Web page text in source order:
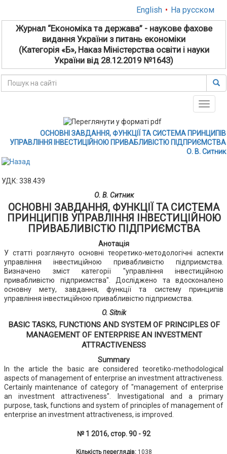
English • На русском
Журнал “Економіка та держава” - наукове фахове
видання України з питань економіки
(Категорія «Б», Наказ Міністерства освіти і науки
України від 28.12.2019 №1643)
Toggle
ОСНОВНІ ЗАВДАННЯ, ФУНКЦІЇ ТА СИСТЕМА ПРИНЦИПІВ
УПРАВЛІННЯ ІНВЕСТИЦІЙНОЮ ПРИВАБЛИВІСТЮ ПІДПРИЄМСТВА
О. В. Ситник
УДК: 338.439
О. В. Ситник
ОСНОВНІ ЗАВДАННЯ, ФУНКЦІЇ ТА СИСТЕМА
ПРИНЦИПІВ УПРАВЛІННЯ ІНВЕСТИЦІЙНОЮ
ПРИВАБЛИВІСТЮ ПІДПРИЄМСТВА
Анотація
У статті розглянуто основні теоретико-методологічні аспекти
управління інвестиційною привабливістю підприємства.
Визначено зміст категорії "управління інвестиційною
привабливістю підприємства". Досліджено та вдосконалено
основну мету, завдання, функції та систему принципів
управління інвестиційною привабливістю підприємства.
O. Sitnik
BASIC TASKS, FUNCTIONS AND SYSTEM OF PRINCIPLES OF
MANAGEMENT OF ENTERPRISE AN INVESTMENT
ATTRACTIVENESS
Summary
In the article the basic are considered teoretiko-methodological
aspects of management of enterprise an investment attractiveness.
Certainly maintenance of category of "management of enterprise
an investment attractiveness". Investigational and a primary
purpose, task, functions and system of principles of management of
enterprise an investment attractiveness, is improved.
№ 1 2016, стор. 90 - 92
Кількість переглядів: 1038